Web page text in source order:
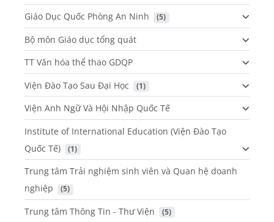
Giáo Dục Quốc Phòng An Ninh
(5)
Bộ môn Giáo dục tổng quát
TT Văn hóa thể thao GDQP
Viện Đào Tạo Sau Đại Học
(1)
Viện Anh Ngữ Và Hội Nhập Quốc Tế
Institute of International Education (Viện Đào Tạo
Quốc Tế)
(1)
Trung tâm Trải nghiệm sinh viên và Quan hệ doanh
nghiệp
(5)
Trung tâm Thông Tin - Thư Viện (5)